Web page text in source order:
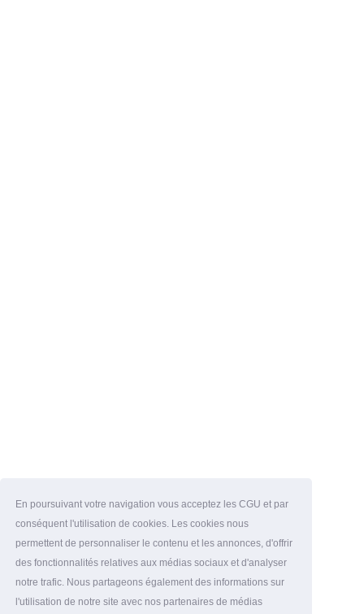
En poursuivant votre navigation vous acceptez les CGU et par
conséquent l'utilisation de cookies. Les cookies nous
permettent de personnaliser le contenu et les annonces, d'offrir
des fonctionnalités relatives aux médias sociaux et d'analyser
notre trafic. Nous partageons également des informations sur
l'utilisation de notre site avec nos partenaires de médias